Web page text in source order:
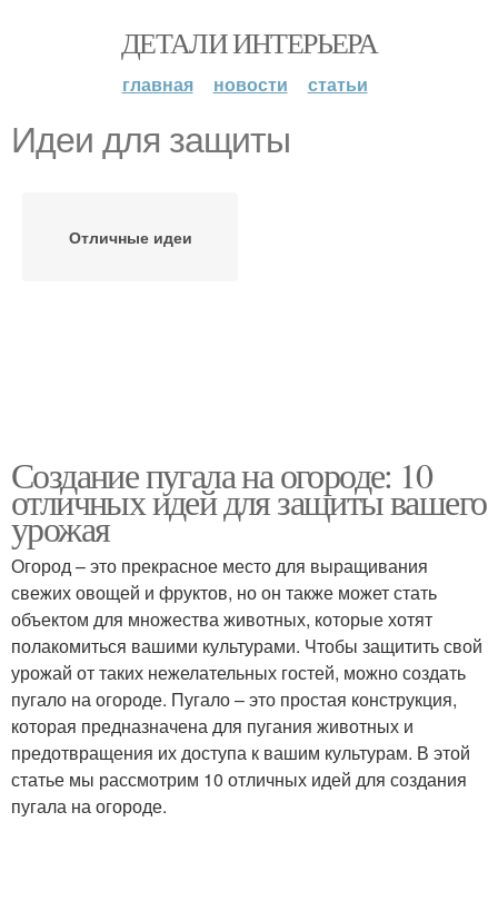
ДЕТАЛИ ИНТЕРЬЕРА
главная новости статьи
Идеи для защиты
Отличные идеи
Создание пугала на огороде: 10
отличных идей для защиты вашего
урожая
Огород – это прекрасное место для выращивания
свежих овощей и фруктов, но он также может стать
объектом для множества животных, которые хотят
полакомиться вашими культурами. Чтобы защитить свой
урожай от таких нежелательных гостей, можно создать
пугало на огороде. Пугало – это простая конструкция,
которая предназначена для пугания животных и
предотвращения их доступа к вашим культурам. В этой
статье мы рассмотрим 10 отличных идей для создания
пугала на огороде.